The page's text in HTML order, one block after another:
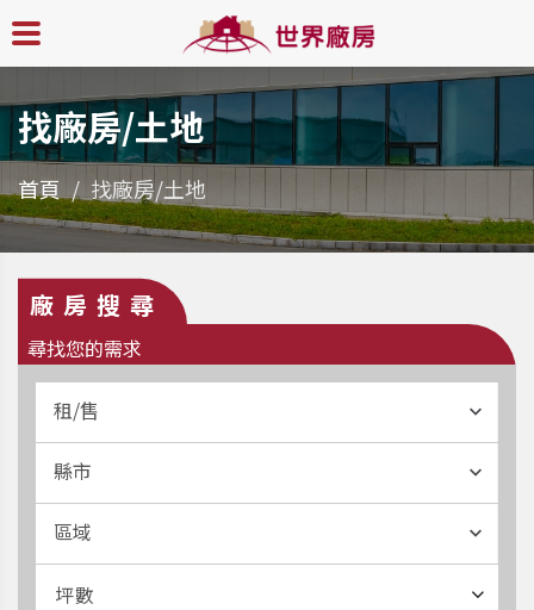
找廠房/土地
首頁 找廠房/土地
廠房搜尋
尋找您的需求
租/售
縣市
區域
坪數